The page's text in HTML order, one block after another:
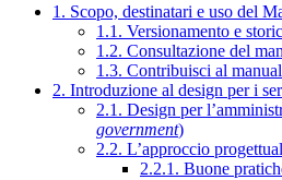
1. Scopo, destinatari e uso del
1.1. Versionamento e
1.2. Consultazione del
1.3. Contribuisci al
2. Introduzione al design per i
2.1. Design per
government)
2.2. L’approccio
2.2.1. Buone